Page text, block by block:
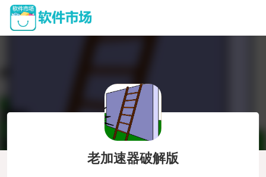
老加速器破解版